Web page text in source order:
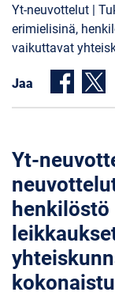
Yt-neuvottelut |
erimielisinä,
vaikuttavat
Jaa
Yt-
henkilöstö